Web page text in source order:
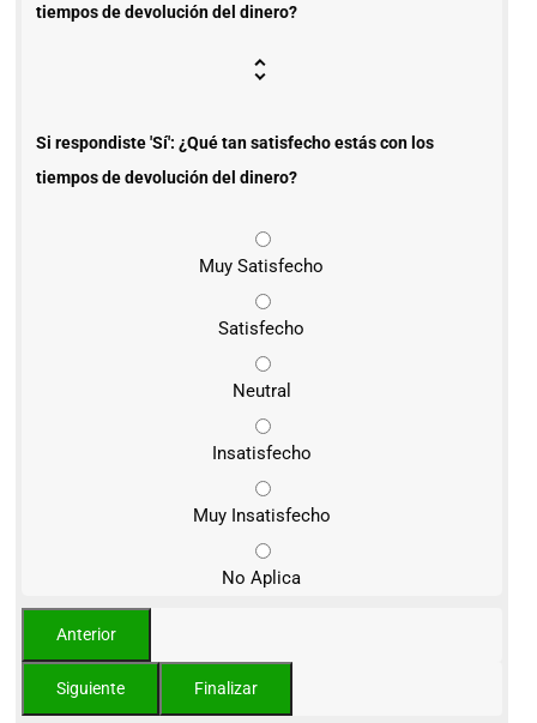
tiempos de devolución del dinero?
Si respondiste 'Sí': ¿Qué tan satisfecho estás con los
tiempos de devolución del dinero?
Muy Satisfecho
Satisfecho
Neutral
Insatisfecho
Muy Insatisfecho
No Aplica